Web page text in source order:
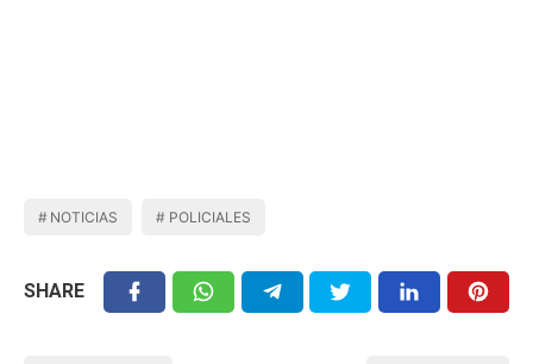
NOTICIAS POLICIALES
SHARE